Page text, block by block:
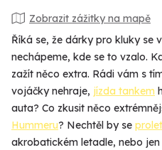
Zobrazit zážitky na mapě
Říká se, že dárky pro kluky se
nechápeme, kde se to vzalo.
zažít něco extra. Rádi vám s
vojáčky nehraje, jízda tankem
auta? Co zkusit něco
Hummeru? Nechtěl by se
akrobatickém letadle, nebo